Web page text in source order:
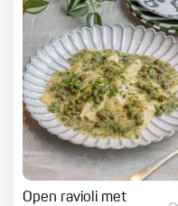
Open ravioli met